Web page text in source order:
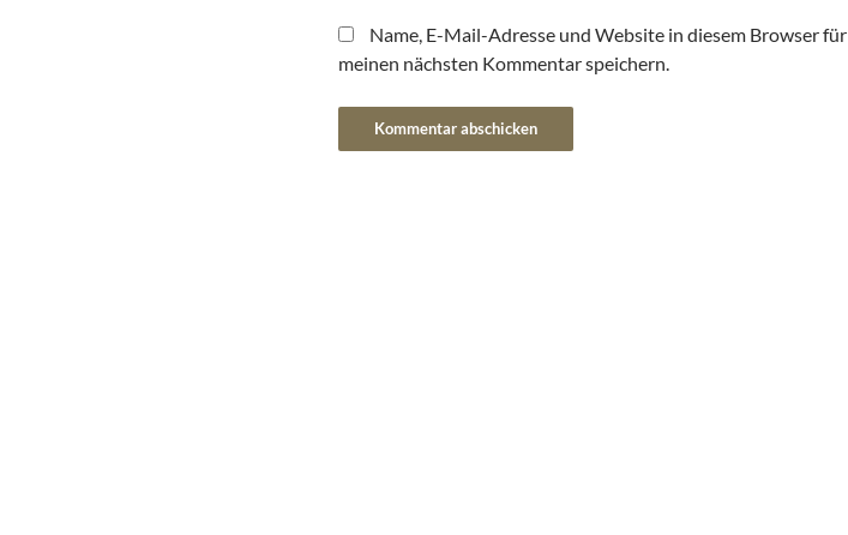
Name, E-Mail-Adresse und Website in diesem Browser für
meinen nächsten Kommentar speichern.